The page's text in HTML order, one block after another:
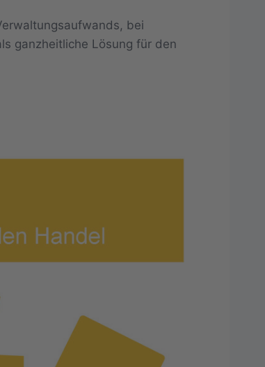
bei
ganzheitliche Lösung für den